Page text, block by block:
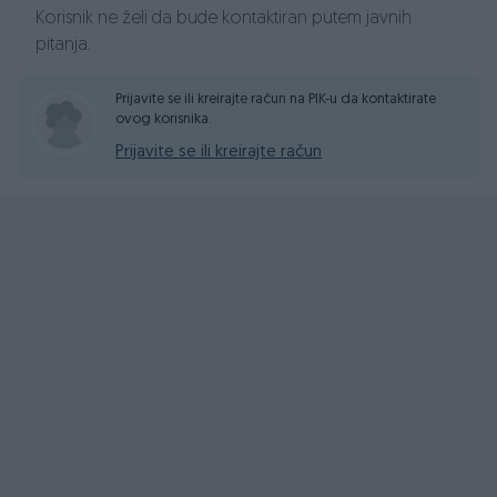
Korisnik ne želi da bude kontaktiran putem javnih
pitanja.
Prijavite se ili kreirajte račun na PIK-u da kontaktirate
ovog korisnika.
Prijavite se ili kreirajte račun